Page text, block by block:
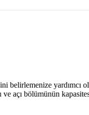
yardımcı
açı bölümünün